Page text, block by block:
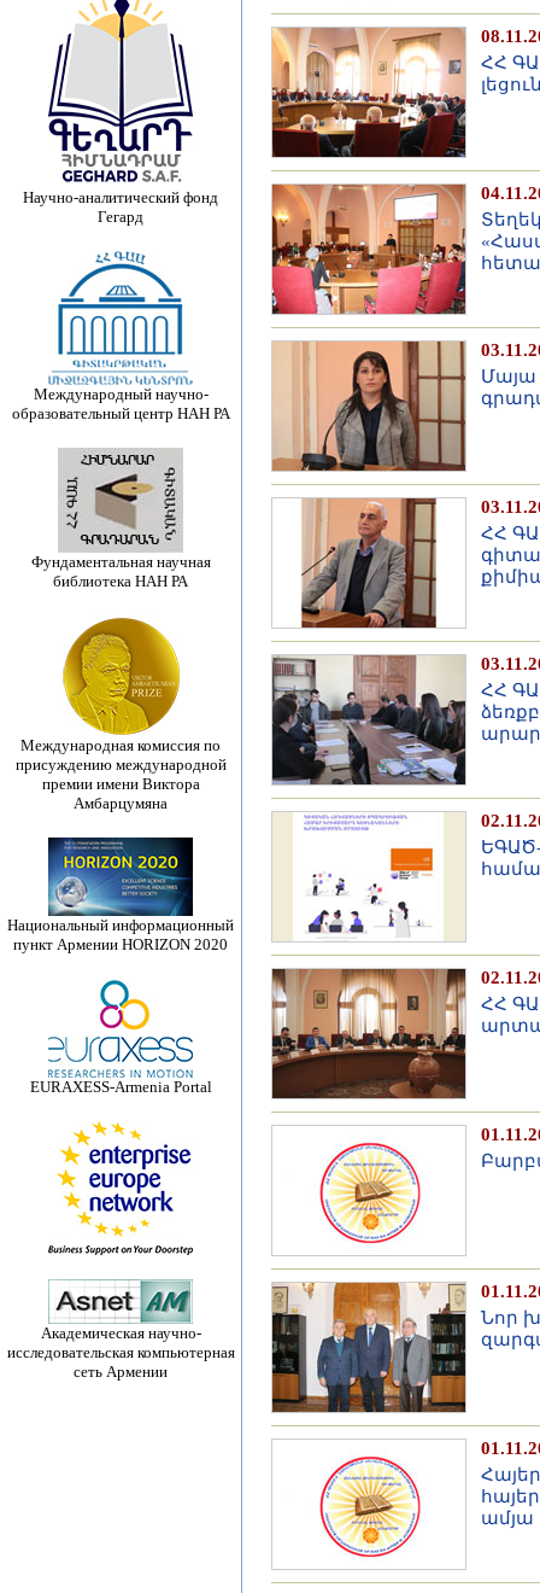
Научно-аналитический фонд
Гегард
Международный научно-
образовательный центр НАН РА
Фундаментальная научная
библиотека НАН РА
Международная комиссия по
присуждению международной
премии имени Виктора
Амбарцумяна
Национальный информационный
пункт Армении HORIZON 2020
EURAXESS-Armenia Portal
Академическая научно-
исследовательская компьютерная
сеть Армении
ՀՀ
Մայա
ՀՀ
ՀՀ
ՀՀ
Նոր
ամյա